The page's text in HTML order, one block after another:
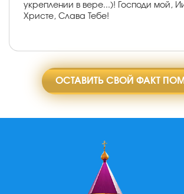
укреплении в вере...)! Господи мой,
Христе, Слава Тебе!
ОСТАВИТЬ СВОЙ ФАКТ